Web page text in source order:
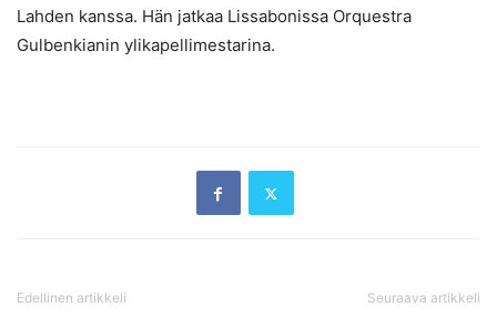
Lahden kanssa. Hän jatkaa Lissabonissa Orquestra
Gulbenkianin ylikapellimestarina.
Edellinen artikkeli Seuraava artikkeli